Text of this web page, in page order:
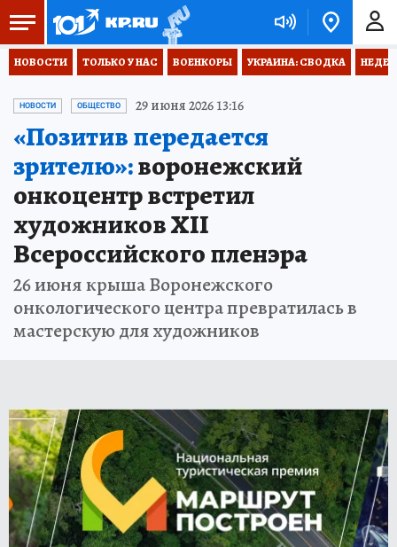
НОВОСТИ ТОЛЬКО У НАС ВОЕНКОРЫ УКРАИНА: СВОДКА
НОВОСТИ ОБЩЕСТВО 29 июня 2026 13:16
«Позитив передается
зрителю»:воронежский
онкоцентр встретил
художников XII
Всероссийского пленэра
26 июня крыша Воронежского
онкологического центра превратилась в
мастерскую для художников